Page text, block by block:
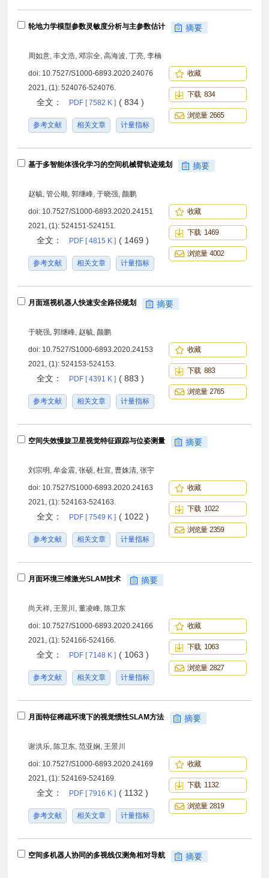
轮地力学模型参数灵敏度分析与主参数估计 摘要
周如意, 丰文浩, 邓宗全, 高海波, 丁亮, 李楠
doi: 10.7527/S1000-6893.2020.24076
2021, (1): 524076-524076.
全文： PDF [ 7582 K ] ( 834 )
参考文献 相关文章 计量指标
收藏
下载 834
浏览量 2665
基于多智能体强化学习的空间机械臂轨迹规划 摘要
赵毓, 管公顺, 郭继峰, 于晓强, 颜鹏
doi: 10.7527/S1000-6893.2020.24151
2021, (1): 524151-524151.
全文： PDF [ 4815 K ] ( 1469 )
参考文献 相关文章 计量指标
收藏
下载 1469
浏览量 4002
月面巡视机器人快速安全路径规划 摘要
于晓强, 郭继峰, 赵毓, 颜鹏
doi: 10.7527/S1000-6893.2020.24153
2021, (1): 524153-524153.
全文： PDF [ 4391 K ] ( 883 )
参考文献 相关文章 计量指标
收藏
下载 883
浏览量 2765
空间失效慢旋卫星视觉特征跟踪与位姿测量 摘要
刘宗明, 牟金震, 张硕, 杜宣, 曹姝清, 张宇
doi: 10.7527/S1000-6893.2020.24163
2021, (1): 524163-524163.
全文： PDF [ 7549 K ] ( 1022 )
参考文献 相关文章 计量指标
收藏
下载 1022
浏览量 2359
月面环境三维激光SLAM技术 摘要
尚天祥, 王景川, 董凌峰, 陈卫东
doi: 10.7527/S1000-6893.2020.24166
2021, (1): 524166-524166.
全文： PDF [ 7148 K ] ( 1063 )
参考文献 相关文章 计量指标
收藏
下载 1063
浏览量 2827
月面特征稀疏环境下的视觉惯性SLAM方法 摘要
谢洪乐, 陈卫东, 范亚娴, 王景川
doi: 10.7527/S1000-6893.2020.24169
2021, (1): 524169-524169.
全文： PDF [ 7916 K ] ( 1132 )
参考文献 相关文章 计量指标
收藏
下载 1132
浏览量 2819
空间多机器人协同的多视线仅测角相对导航 摘要